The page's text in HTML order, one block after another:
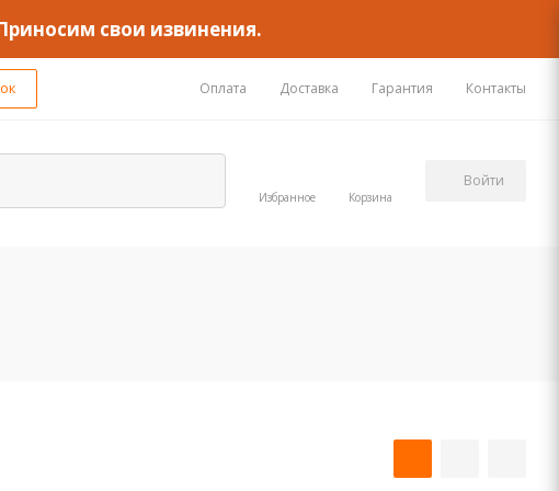
свои извинения.
Оплата Доставка Гарантия Контакты
Избранное Корзина
Войти